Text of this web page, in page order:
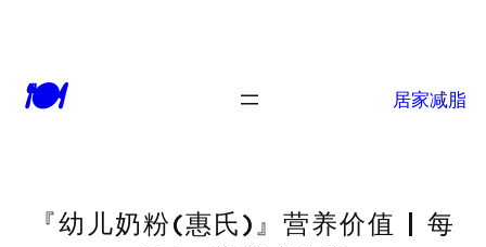
🍽 居家减脂
『幼儿奶粉(惠氏)』营养价值 | 每